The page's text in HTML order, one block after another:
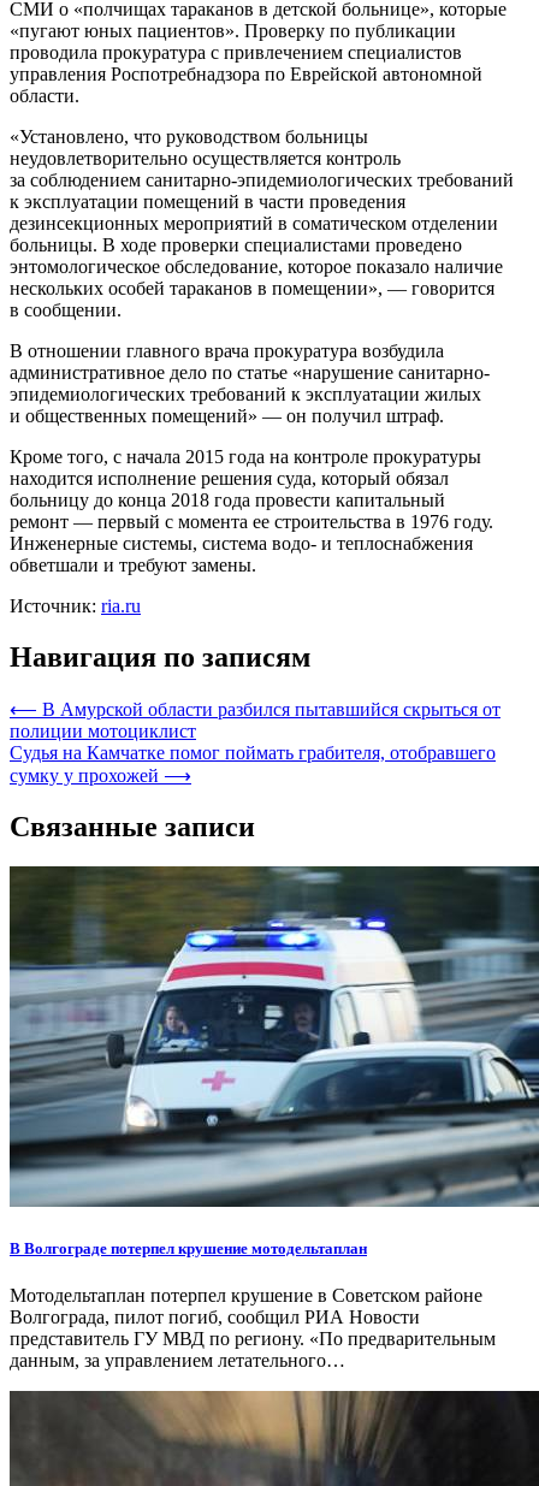
СМИ о «полчищах тараканов в детской больнице», которые
«пугают юных пациентов». Проверку по публикации
проводила прокуратура с привлечением специалистов
управления Роспотребнадзора по Еврейской автономной
области.
«Установлено, что руководством больницы
неудовлетворительно осуществляется контроль
за соблюдением санитарно-эпидемиологических требований
к эксплуатации помещений в части проведения
дезинсекционных мероприятий в соматическом отделении
больницы. В ходе проверки специалистами проведено
энтомологическое обследование, которое показало наличие
нескольких особей тараканов в помещении», — говорится
в сообщении.
В отношении главного врача прокуратура возбудила
административное дело по статье «нарушение санитарно-
эпидемиологических требований к эксплуатации жилых
и общественных помещений» — он получил штраф.
Кроме того, с начала 2015 года на контроле прокуратуры
находится исполнение решения суда, который обязал
больницу до конца 2018 года провести капитальный
ремонт — первый с момента ее строительства в 1976 году.
Инженерные системы, система водо- и теплоснабжения
обветшали и требуют замены.
Источник: ria.ru
Навигация по записям
⟵ В Амурской области разбился пытавшийся скрыться от
полиции мотоциклист
Судья на Камчатке помог поймать грабителя, отобравшего
сумку у прохожей ⟶
Связанные записи
В Волгограде потерпел крушение мотодельтаплан
Мотодельтаплан потерпел крушение в Советском районе
Волгограда, пилот погиб, сообщил РИА Новости
представитель ГУ МВД по региону. «По предварительным
данным, за управлением летательного…